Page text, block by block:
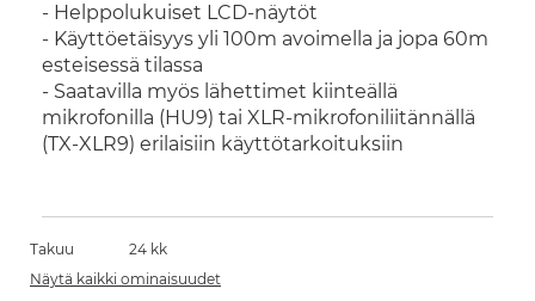
- Helppolukuiset LCD-näytöt
- Käyttöetäisyys yli 100m avoimella ja jopa 60m
esteisessä tilassa
- Saatavilla myös lähettimet kiinteällä
mikrofonilla (HU9) tai XLR-mikrofoniliitännällä
(TX-XLR9) erilaisiin käyttötarkoituksiin
Takuu
24 kk
Näytä kaikki ominaisuudet